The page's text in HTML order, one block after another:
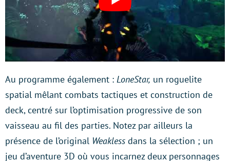
Au programme également : LoneStar, un roguelite
spatial mêlant combats tactiques et construction de
deck, centré sur l’optimisation progressive de son
vaisseau au fil des parties. Notez par ailleurs la
présence de l’original Weakless dans la sélection ; un
jeu d’aventure 3D où vous incarnez deux personnages